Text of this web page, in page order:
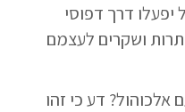
דרך דפוסי
ושקרים לעצמם
דע כי זהו